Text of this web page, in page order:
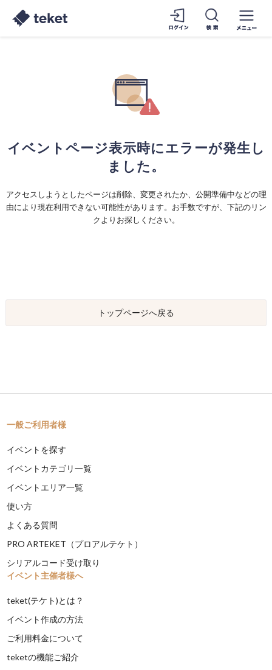
イベントページ表示時にエラーが発生し
ました。
アクセスしようとしたページは削除、変更されたか、公開準備中などの理
由により現在利用できない可能性があります。お手数ですが、下記のリン
クよりお探しください。
トップページへ戻る
一般ご利用者様
イベントを探す
イベントカテゴリ一覧
イベントエリア一覧
使い方
よくある質問
PRO ARTEKET（プロアルテケト）
シリアルコード受け取り
イベント主催者様へ
teket(テケト)とは？
イベント作成の方法
ご利用料金について
teketの機能ご紹介